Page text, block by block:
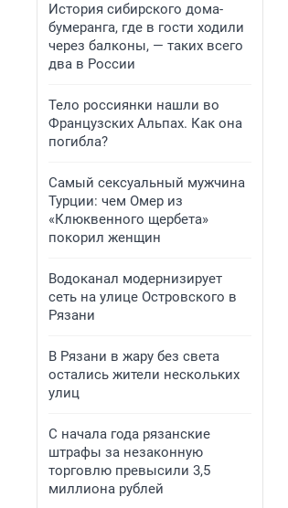
История сибирского дома-
бумеранга, где в гости ходили
через балконы, — таких всего
два в России
Тело россиянки нашли во
Французских Альпах. Как она
погибла?
Самый сексуальный мужчина
Турции: чем Омер из
«Клюквенного щербета»
покорил женщин
Водоканал модернизирует
сеть на улице Островского в
Рязани
В Рязани в жару без света
остались жители нескольких
улиц
С начала года рязанские
штрафы за незаконную
торговлю превысили 3,5
миллиона рублей